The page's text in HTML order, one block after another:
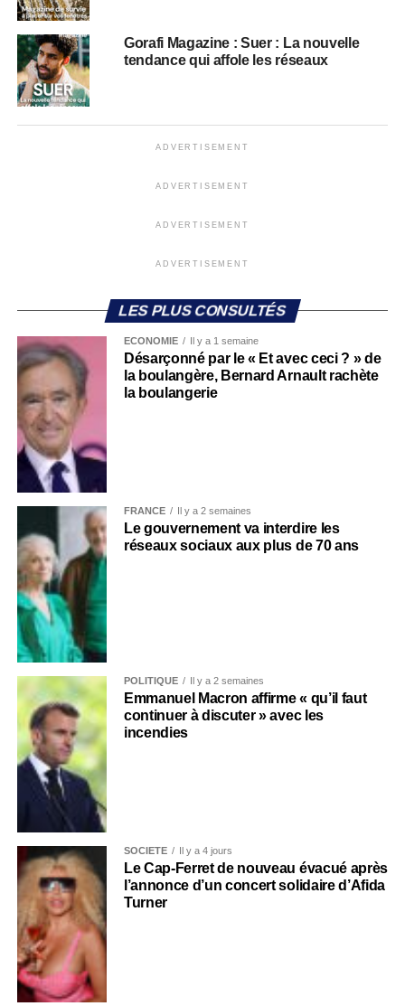
Gorafi Magazine : Suer : La nouvelle
tendance qui affole les réseaux
ADVERTISEMENT
ADVERTISEMENT
ADVERTISEMENT
ADVERTISEMENT
LES PLUS CONSULTÉS
ECONOMIE Il y a 1 semaine
Désarçonné par le « Et avec ceci ? » de
la boulangère, Bernard Arnault rachète
la boulangerie
FRANCE Il y a 2 semaines
Le gouvernement va interdire les
réseaux sociaux aux plus de 70 ans
POLITIQUE Il y a 2 semaines
Emmanuel Macron affirme « qu’il faut
continuer à discuter » avec les
incendies
SOCIÉTÉ Il y a 4 jours
Le Cap-Ferret de nouveau évacué après
l’annonce d’un concert solidaire d’Afida
Turner